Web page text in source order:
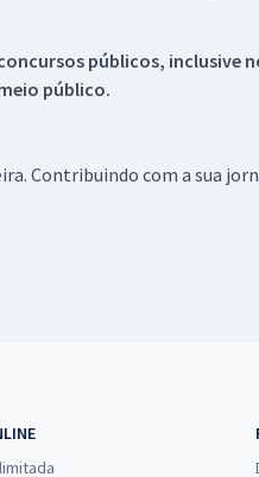
públicos, inclusive
público.
Contribuindo com a sua